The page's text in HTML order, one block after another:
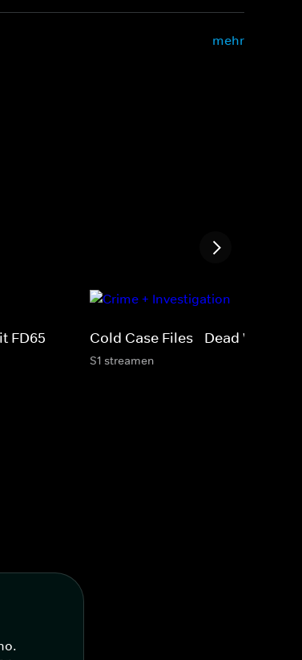
mehr
FD65 Cold Case Files - Dead West
S1 streamen